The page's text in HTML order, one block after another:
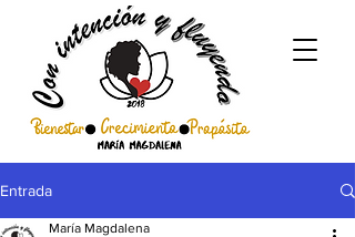
Entrada
María Magdalena